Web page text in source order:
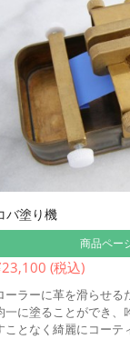
バ塗り機
商品ペー
(税込)
ーラーに革を滑らせる
一に塗ることができ、
ことなく綺麗にコーテ